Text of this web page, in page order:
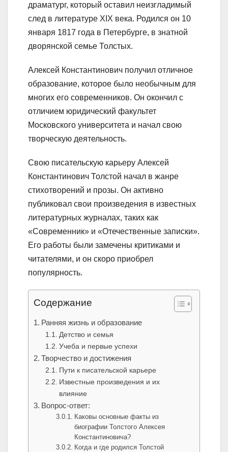
драматург, который оставил неизгладимый
след в литературе XIX века. Родился он 10
января 1817 года в Петербурге, в знатной
дворянской семье Толстых.
Алексей Константинович получил отличное
образование, которое было необычным для
многих его современников. Он окончил с
отличием юридический факультет
Московского университета и начал свою
творческую деятельность.
Свою писательскую карьеру Алексей
Константинович Толстой начал в жанре
стихотворений и прозы. Он активно
публиковал свои произведения в известных
литературных журналах, таких как
«Современник» и «Отечественные записки».
Его работы были замечены критиками и
читателями, и он скоро приобрел
популярность.
Содержание
Ранняя жизнь и образование
Детство и семья
Учеба и первые успехи
Творчество и достижения
Пути к писательской карьере
Известные произведения и их
влияние
Вопрос-ответ:
Каковы основные факты из
биографии Толстого Алексея
Константиновича?
Когда и где родился Толстой